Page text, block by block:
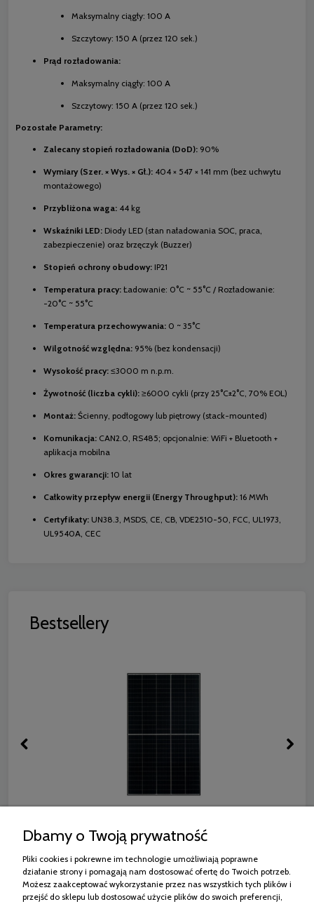
Maksymalny ciągły: 100 A
Szczytowy: 150 A (przez 120 sek.)
Prąd rozładowania:
Maksymalny ciągły: 100 A
Szczytowy: 150 A (przez 120 sek.)
Pozostałe Parametry:
Zalecany stopień rozładowania (DoD): 90%
Wymiary (Szer. × Wys. × Gł.): 404 × 547 × 141 mm (bez uchwytu
montażowego)
Przybliżona waga: 44 kg
Wskaźniki LED: Diody LED (stan naładowania SOC, praca,
zabezpieczenie) oraz brzęczyk (Buzzer)
Stopień ochrony obudowy: IP21
Temperatura pracy: Ładowanie: 0°C ~ 55°C / Rozładowanie:
-20°C ~ 55°C
Temperatura przechowywania: 0 ~ 35°C
Wilgotność względna: 95% (bez kondensacji)
Wysokość pracy: ≤3000 m n.p.m.
Żywotność (liczba cykli): ≥6000 cykli (przy 25°C±2°C, 70% EOL)
Montaż: Ścienny, podłogowy lub piętrowy (stack-mounted)
Komunikacja: CAN2.0, RS485; opcjonalnie: WiFi + Bluetooth +
aplikacja mobilna
Okres gwarancji: 10 lat
Całkowity przepływ energii (Energy Throughput): 16 MWh
Certyfikaty: UN38.3, MSDS, CE, CB, VDE2510-50, FCC, UL1973,
UL9540A, CEC
Bestsellery
CZARNA RAMA
564,42 zł
Dbamy o Twoją prywatność
Pliki cookies i pokrewne im technologie umożliwiają poprawne
działanie strony i pomagają nam dostosować ofertę do Twoich potrzeb.
Możesz zaakceptować wykorzystanie przez nas wszystkich tych plików i
przejść do sklepu lub dostosować użycie plików do swoich preferencji,